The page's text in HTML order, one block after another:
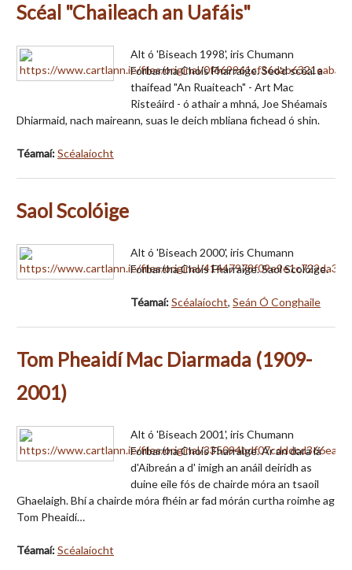
Scéal "Chaileach an Uafáis"
Alt ó 'Biseach 1998', iris Chumann
Forbartha Chois Fharraige. Seo'd scéal a
thaifead "An Ruaiteach" - Art Mac
Risteáird - ó athair a mhná, Joe Shéamais
Dhiarmaid, nach maireann, suas le deich mbliana fichead ó shin.
Téamaí:Scéalaíocht
Saol Scolóige
Alt ó 'Biseach 2000', iris Chumann
Forbartha Chois Fharraige. Saol Scolóige.
Téamaí:Scéalaíocht, Seán Ó Conghaile
Tom Pheaidí Mac Diarmada (1909-
2001)
Alt ó 'Biseach 2001', iris Chumann
Forbartha Chois Fharraige. Ar an dara lá
d'Aibreán a d' imigh an anáil deiridh as
duine eile fós de chairde móra an tsaoil
Ghaelaigh. Bhí a chairde móra fhéin ar fad mórán curtha roimhe ag
Tom Pheaidí…
Téamaí:Scéalaíocht